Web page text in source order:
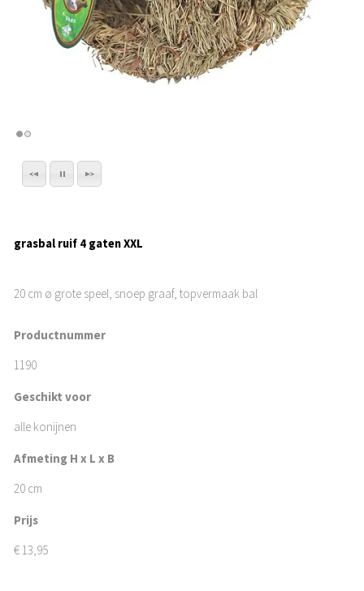
grasbal ruif 4 gaten XXL
20 cm ø grote speel, snoep graaf, topvermaak bal
Productnummer
1190
Geschikt voor
alle konijnen
Afmeting H x L x B
20 cm
Prijs
€ 13,95